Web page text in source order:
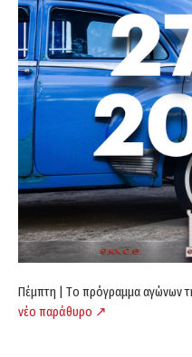
Πέμπτη | Tο πρόγραμμα αγώνων
νέο παράθυρο ↗️